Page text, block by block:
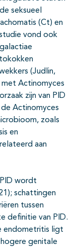
seksueel
(Ct) en
vond ook
(Judlin,
met Actinomyces
zijn van PID
Actinomyces
zoals
en
aan
wordt
schattingen
tussen
definitie van PID.
endometritis ligt
genitale